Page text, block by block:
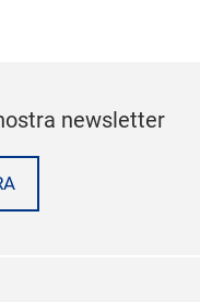
newsletter